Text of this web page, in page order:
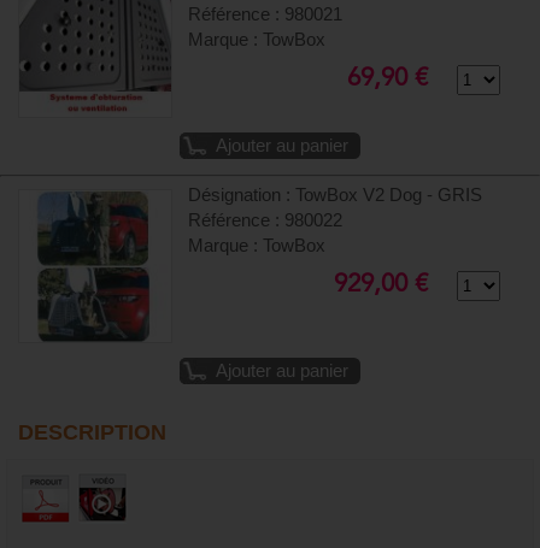
Référence : 980021
Marque : TowBox
69,90 €
Ajouter au panier
Désignation : TowBox V2 Dog - GRIS
Référence : 980022
Marque : TowBox
929,00 €
Ajouter au panier
DESCRIPTION